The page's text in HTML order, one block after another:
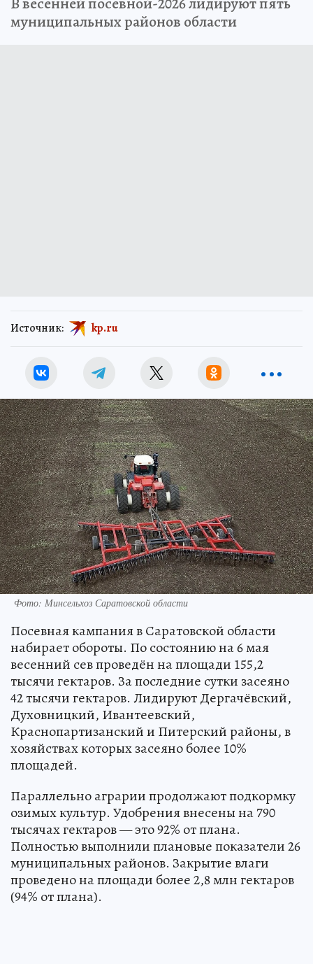
муниципальных районов области
Источник: kp.ru
Фото: Минсельхоз Саратовской области
Посевная кампания в Саратовской области
набирает обороты. По состоянию на 6 мая
весенний сев проведён на площади 155,2
тысячи гектаров. За последние сутки засеяно
42 тысячи гектаров. Лидируют Дергачёвский,
Духовницкий, Ивантеевский,
Краснопартизанский и Питерский районы, в
хозяйствах которых засеяно более 10%
площадей.
Параллельно аграрии продолжают подкормку
озимых культур. Удобрения внесены на 790
тысячах гектаров — это 92% от плана.
Полностью выполнили плановые показатели 26
муниципальных районов. Закрытие влаги
проведено на площади более 2,8 млн гектаров
(94% от плана).